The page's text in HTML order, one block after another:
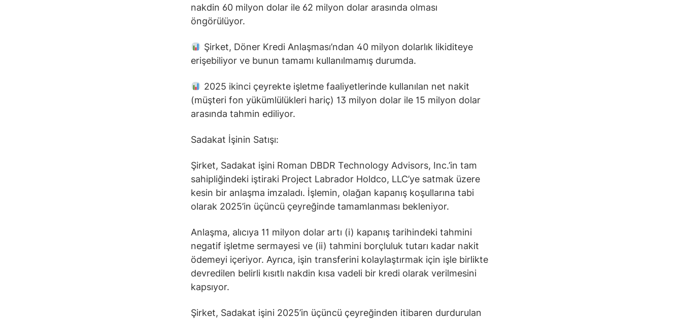
nakdin 60 milyon dolar ile 62 milyon dolar arasında olması
öngörülüyor.
Şirket, Döner Kredi Anlaşması’ndan 40 milyon dolarlık likiditeye
erişebiliyor ve bunun tamamı kullanılmamış durumda.
2025 ikinci çeyrekte işletme faaliyetlerinde kullanılan net nakit
(müşteri fon yükümlülükleri hariç) 13 milyon dolar ile 15 milyon dolar
arasında tahmin ediliyor.
Sadakat İşinin Satışı:
Şirket, Sadakat işini Roman DBDR Technology Advisors, Inc.’in tam
sahipliğindeki iştiraki Project Labrador Holdco, LLC’ye satmak üzere
kesin bir anlaşma imzaladı. İşlemin, olağan kapanış koşullarına tabi
olarak 2025’in üçüncü çeyreğinde tamamlanması bekleniyor.
Anlaşma, alıcıya 11 milyon dolar artı (i) kapanış tarihindeki tahmini
negatif işletme sermayesi ve (ii) tahmini borçluluk tutarı kadar nakit
ödemeyi içeriyor. Ayrıca, işin transferini kolaylaştırmak için işle birlikte
devredilen belirli kısıtlı nakdin kısa vadeli bir kredi olarak verilmesini
kapsıyor.
Şirket, Sadakat işini 2025’in üçüncü çeyreğinden itibaren durdurulan